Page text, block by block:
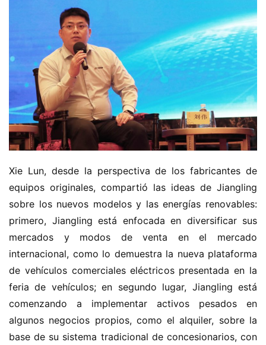
Xie Lun, desde la perspectiva de los fabricantes de
equipos originales, compartió las ideas de Jiangling
sobre los nuevos modelos y las energías renovables:
primero, Jiangling está enfocada en diversificar sus
mercados y modos de venta en el mercado
internacional, como lo demuestra la nueva plataforma
de vehículos comerciales eléctricos presentada en la
feria de vehículos; en segundo lugar, Jiangling está
comenzando a implementar activos pesados en
algunos negocios propios, como el alquiler, sobre la
base de su sistema tradicional de concesionarios, con